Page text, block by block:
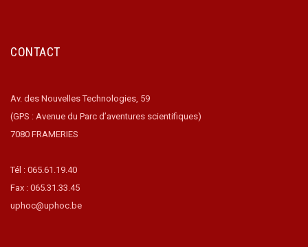
CONTACT
Av. des Nouvelles Technologies, 59
(GPS : Avenue du Parc d’aventures scientifiques)
7080 FRAMERIES
Tél : 065.61.19.40
Fax : 065.31.33.45
uphoc@uphoc.be